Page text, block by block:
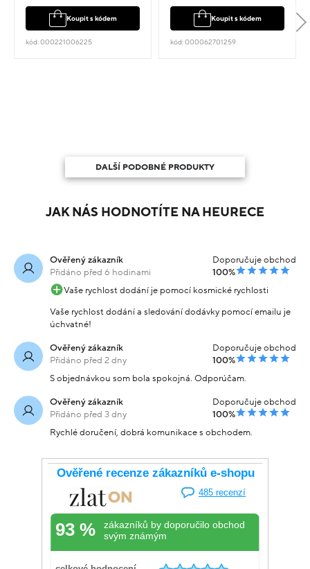
Koupit s kódem
kód: 000221006225
Koupit s kódem
kód: 000062701259
DALŠÍ PODOBNÉ PRODUKTY
JAK NÁS HODNOTÍTE NA HEURECE
Ověřený zákazník
Přidáno před 6 hodinami
Doporučuje obchod
100%
Vaše rychlost dodání je pomocí kosmické rychlosti
Vaše rychlost dodání a sledování dodávky pomocí emailu je
úchvatné!
Ověřený zákazník
Přidáno před 2 dny
Doporučuje obchod
100%
S objednávkou som bola spokojná. Odporúčam.
Ověřený zákazník
Přidáno před 3 dny
Doporučuje obchod
100%
Rychlé doručení, dobrá komunikace s obchodem.